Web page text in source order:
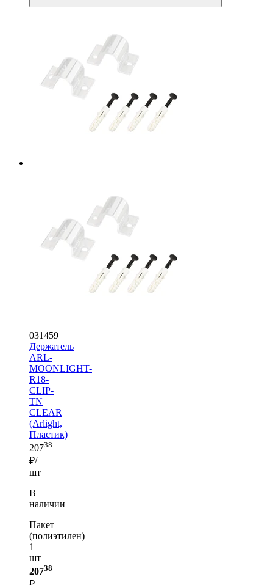
031459
Держатель
ARL-
MOONLIGHT-
R18-
CLIP-
TN
CLEAR
(Arlight,
Пластик)
20738
₽/
шт
В
наличии
Пакет
(полиэтилен)
1
шт —
20738